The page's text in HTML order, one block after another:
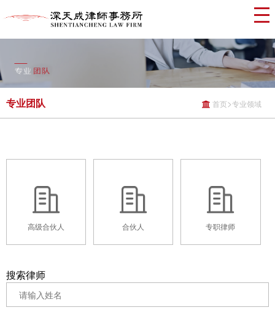
专业团队 首页>专业领域
高级合伙人 合伙人 专职律师
搜索律师